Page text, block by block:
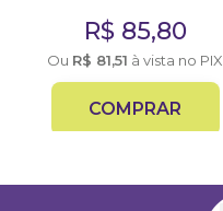
R$ 85,80
Ou R$ 81,51 à vista no PIX
COMPRAR